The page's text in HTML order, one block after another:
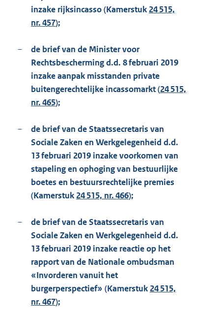
inzake rijksincasso (Kamerstuk 24 515,
nr. 457);
–
de brief van de Minister voor
Rechtsbescherming d.d. 8 februari 2019
inzake aanpak misstanden private
buitengerechtelijke incassomarkt (24 515,
nr. 465);
–
de brief van de Staatssecretaris van
Sociale Zaken en Werkgelegenheid d.d.
13 februari 2019 inzake voorkomen van
stapeling en ophoging van bestuurlijke
boetes en bestuursrechtelijke premies
(Kamerstuk 24 515, nr. 466);
–
de brief van de Staatssecretaris van
Sociale Zaken en Werkgelegenheid d.d.
13 februari 2019 inzake reactie op het
rapport van de Nationale ombudsman
«Invorderen vanuit het
burgerperspectief» (Kamerstuk 24 515,
nr. 467);